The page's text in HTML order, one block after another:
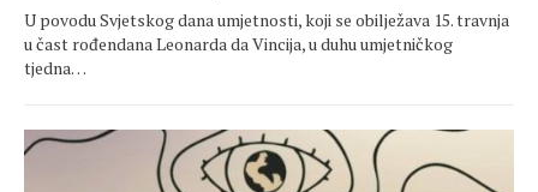
U povodu Svjetskog dana umjetnosti, koji se obilježava 15. travnja
u čast rođendana Leonarda da Vincija, u duhu umjetničkog
tjedna…